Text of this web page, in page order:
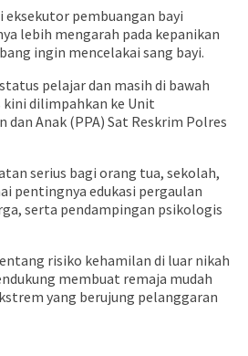
eksekutor pembuangan bayi
lebih mengarah pada kepanikan
ingin mencelakai sang bayi.
pelajar dan masih di bawah
kini dilimpahkan ke Unit
dan Anak (PPA) Sat Reskrim Polres
serius bagi orang tua, sekolah,
pentingnya edukasi pergaulan
serta pendampingan psikologis
risiko kehamilan di luar nikah
membuat remaja mudah
yang berujung pelanggaran